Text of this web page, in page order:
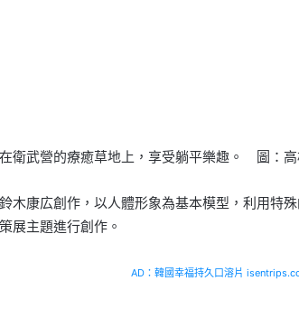
衛武營的療癒草地上，享受躺平樂趣。 圖：
木康広創作，以人體形象為基本模型，利用特
展主題進行創作。
AD：韓國幸福持久口溶片